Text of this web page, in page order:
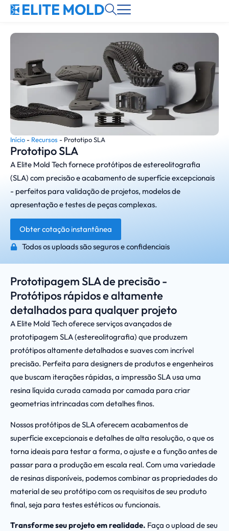
Início- Recursos - Prototipo SLA
Prototipo SLA
A Elite Mold Tech fornece protótipos de estereolitografia
(SLA) com precisão e acabamento de superfície excepcionais
- perfeitos para validação de projetos, modelos de
apresentação e testes de peças complexas.
Obter cotação instantânea
Todos os uploads são seguros e confidenciais
Prototipagem SLA de precisão -
Protótipos rápidos e altamente
detalhados para qualquer projeto
A Elite Mold Tech oferece serviços avançados de
prototipagem SLA (estereolitografia) que produzem
protótipos altamente detalhados e suaves com incrível
precisão. Perfeita para designers de produtos e engenheiros
que buscam iterações rápidas, a impressão SLA usa uma
resina líquida curada camada por camada para criar
geometrias intrincadas com detalhes finos.
Nossos protótipos de SLA oferecem acabamentos de
superfície excepcionais e detalhes de alta resolução, o que os
torna ideais para testar a forma, o ajuste e a função antes de
passar para a produção em escala real. Com uma variedade
de resinas disponíveis, podemos combinar as propriedades do
material de seu protótipo com os requisitos de seu produto
final, seja para testes estéticos ou funcionais.
Transforme seu projeto em realidade. Faça o upload de seu